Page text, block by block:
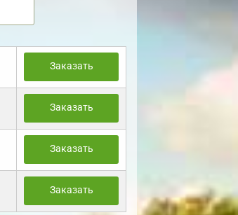
Заказать
Заказать
Заказать
Заказать